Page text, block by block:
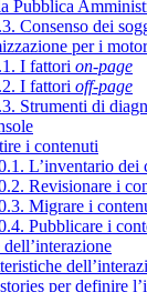
Pubblica
Consenso dei
per i
I fattori on-page
I fattori off-page
Strumenti di
i contenuti
L’inventario dei
Revisionare i
Migrare i
Pubblicare i
per definire